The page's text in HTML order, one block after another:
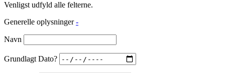
Venligst udfyld alle felterne.
Generelle oplysninger -
Navn
Grundlagt Dato?